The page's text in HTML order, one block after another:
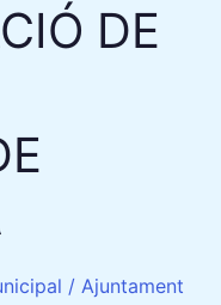
DE
/ Ajuntament